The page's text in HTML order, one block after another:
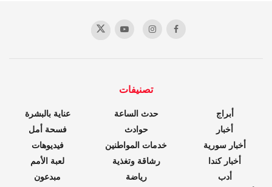
تصنيفات
أبراج
أخبار
أخبار سورية
أخبار كندا
أدب
حدث الساعة
حوادث
خدمات المواطنين
رشاقة وتغذية
رياضة
عناية بالبشرة
فسحة أمل
فيديوهات
لعبة الأمم
مبدعون